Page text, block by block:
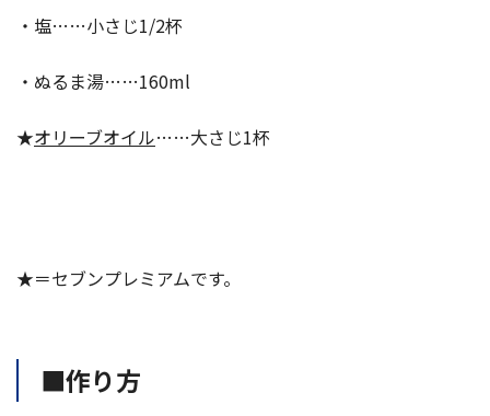
・塩……小さじ1/2杯
・ぬるま湯……160ml
★オリーブオイル……大さじ1杯
★＝セブンプレミアムです。
■作り方